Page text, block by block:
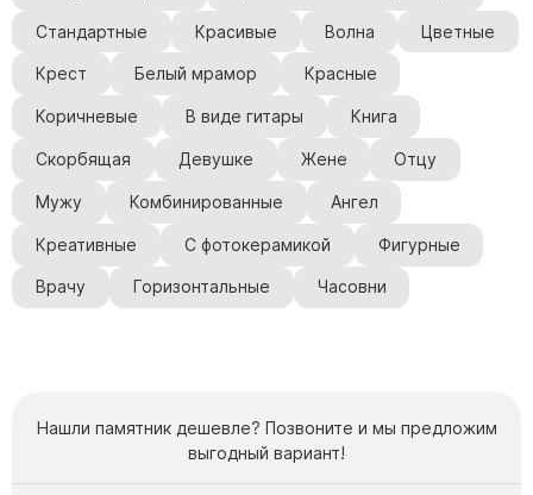
Стандартные Красивые Волна Цветные
Крест Белый мрамор Красные
Коричневые В виде гитары Книга
Скорбящая Девушке Жене Отцу
Мужу Комбинированные Ангел
Креативные С фотокерамикой Фигурные
Врачу Горизонтальные Часовни
Нашли памятник дешевле? Позвоните и мы предложим
выгодный вариант!